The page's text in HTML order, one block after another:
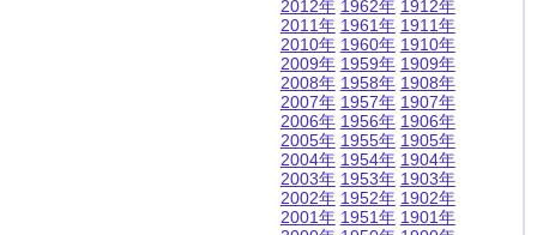
2012年
2011年
2010年
2009年
2008年
2007年
2006年
2005年
2004年
2003年
2002年
2001年
1962年
1961年
1960年
1959年
1958年
1957年
1956年
1955年
1954年
1953年
1952年
1951年
1912年
1911年
1910年
1909年
1908年
1907年
1906年
1905年
1904年
1903年
1902年
1901年